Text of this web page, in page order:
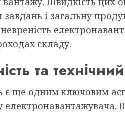
і загальну
складу.
та
є ще одним ключовим
електронавантажувача.